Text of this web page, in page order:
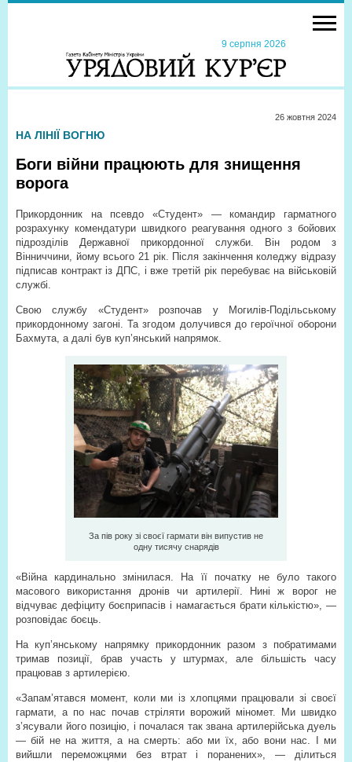
9 серпня 2026
26 жовтня 2024
НА ЛІНІЇ ВОГНЮ
Боги війни працюють для знищення
ворога
Прикордонник на псевдо «Студент» — командир гарматного
розрахунку комендатури швидкого реагування одного з бойових
підрозділів Державної прикордонної служби. Він родом з
Вінниччини, йому всього 21 рік. Після закінчення коледжу відразу
підписав контракт із ДПС, і вже третій рік перебуває на військовій
службі.
Свою службу «Студент» розпочав у Могилів-Подільському
прикордонному загоні. Та згодом долучився до героїчної оборони
Бахмута, а далі був куп’янський напрямок.
За пів року зі своєї гармати він випустив не
одну тисячу снарядів
«Війна кардинально змінилася. На її початку не було такого
масового використання дронів чи артилерії. Нині ж ворог не
відчуває дефіциту боєприпасів і намагається брати кількістю», —
розповідає боєць.
На куп’янському напрямку прикордонник разом з побратимами
тримав позиції, брав участь у штурмах, але більшість часу
працював з артилерією.
«Запам’ятався момент, коли ми із хлопцями працювали зі своєї
гармати, а по нас почав стріляти ворожий міномет. Ми швидко
з’ясували його позицію, і почалася так звана артилерійська дуель
— бій не на життя, а на смерть: або ми їх, або вони нас. І ми
вийшли переможцями без втрат і поранених», — ділиться